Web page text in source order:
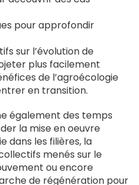
pour approfondir
sur l’évolution de
plus facilement
de l’agroécologie
en transition.
également des temps
la mise en oeuvre
dans les filières, la
menés sur le
ou encore
de régénération pour